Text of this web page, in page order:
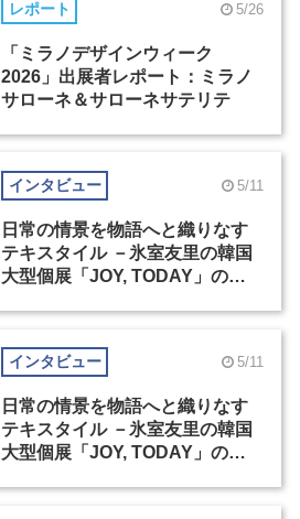
レポート 5/26
「ミラノデザインウィーク
2026」出展者レポート：ミラノ
サローネ＆サローネサテリテ
インタビュー 5/11
日常の情景を物語へと織りなす
テキスタイル －氷室友里の韓国
大型個展「JOY, TODAY」の舞
インタビュー 5/11
日常の情景を物語へと織りなす
テキスタイル －氷室友里の韓国
大型個展「JOY, TODAY」の舞